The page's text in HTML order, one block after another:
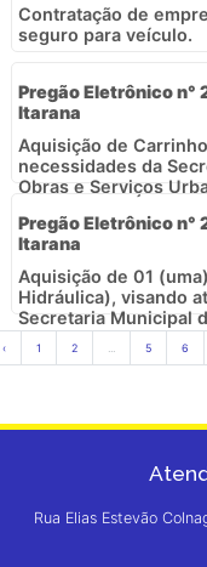
Contratação de
seguro para veículo.
Pregão Eletrônico n°
Itarana
Aquisição de
necessidades da
Obras e Serviços
Pregão Eletrônico n°
Itarana
Aquisição de 01
Hidráulica), visando
Secretaria Municipal
‹ 1 2 5 6
Rua Elias Estevão